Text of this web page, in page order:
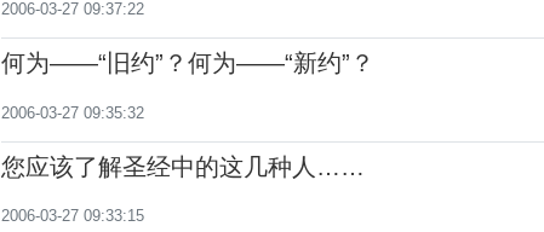
2006-03-27 09:37:22
何为——“旧约”？何为——“新约”？
2006-03-27 09:35:32
您应该了解圣经中的这几种人……
2006-03-27 09:33:15